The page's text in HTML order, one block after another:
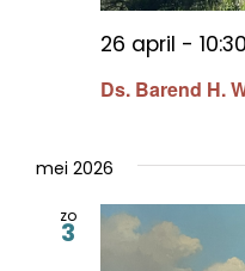
Ds. Barend H.
26 april - 10:30
mei 2026
zo
3